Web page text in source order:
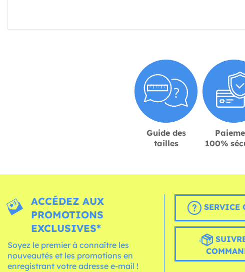
Guide des
tailles
100%
ACCÉDEZ AUX
PROMOTIONS
EXCLUSIVES*
Soyez le premier à connaître les
nouveautés et les promotions en
enregistrant votre adresse e-mail !
SERVICE